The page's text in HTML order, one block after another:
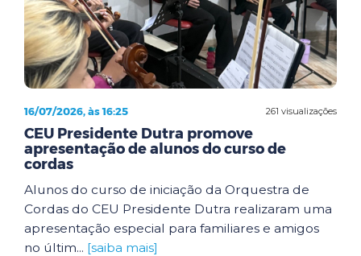
261 visualizações
16/07/2026, às 16:25
CEU Presidente Dutra promove
apresentação de alunos do curso de
cordas
Alunos do curso de iniciação da Orquestra de
Cordas do CEU Presidente Dutra realizaram uma
apresentação especial para familiares e amigos
no últim... [saiba mais]